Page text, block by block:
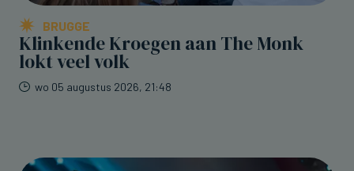
BRUGGE
Klinkende Kroegen aan The Monk
lokt veel volk
wo 05 augustus 2026, 21:48